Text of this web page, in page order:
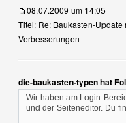
Profile anzeigen
08.07.2009 um 14:05
Titel: Re: Baukasten-Update
Verbesserungen
die-baukasten-typen hat
Wir haben am Login-
und der Seiteneditor. Du